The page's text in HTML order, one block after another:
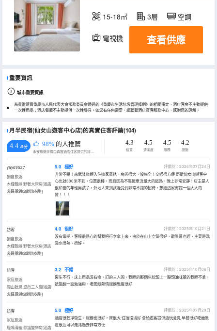
15-18㎡ 3層 空調
電視機 查看供應
重要資訊
城市重要資訊
為貫徹落實重慶市人民代表大會常務委員會通過的《重慶市生活垃圾管理條例》的相關規定，酒店客房不主動提供
一次性用品；酒店餐廳不主動提供一次性餐具。如您有任何需要，請聯繫酒店賓客服務中心，感謝您的理解。
月半民宿(仙女山遊客中心店)的真實住客評論(104)
4.4 /5分 98% 的人推薦
永安旅遊評價由真實酒店住客提供的評價。
4.3
位置
4.5
清潔度
4.5
服務
4.2
設施
yayo9527
獨自旅遊
木槿雅緻·野奢大床房[酒店
公區提供自助洗衣房]
入住於2026年07月
5.0 極好
評價於：2026年07月24日
非常不錯！來武隆旅遊入住這家賓館，房間很大，設施全！交通很方便 距離仙女山遊客中
心也就300米不到，位置很棒，而且因為不靠近車流量大的道路，晚上非常安靜！店主是人
很和善的年輕男孩子，外地人來到武隆受到非常不錯的招待，想給這家賓館一個大大的
贊！！！
訪客
獨自旅遊
木槿雅緻·野奢大床房[酒店
公區提供自助洗衣房]
入住於2025年10月
4.0 很好
評價於：2025年10月21日
沒有電梯，客服很熱心的幫我把行李拿上來，由於在山上空氣很好，離景區也近，主要是洗
澡水很熱，很好。
訪客
家庭旅遊
閲山聽風·悠然三人間[酒店
公區提供自助洗衣房]
入住於2025年10月
3.2 不錯
評價於：2025年10月06日
衞生不行，床上用品沒有換，訂的三人間，我睡的那個床枕頭上一股頭油味薰的我睡不着，
衹能翻一面勉強用，老闆娘熱情服務態度很好
訪客
家庭旅遊
鹿鳴清幽·靜謐雙床房[酒店
5.0 極好
評價於：2025年07月29日
酒店很乾凈衞生，服務也很好，床很大 住宿環境好 會給遊客提供遊玩意見 早餐很好吃離景
區很近可以走路過去非常方便